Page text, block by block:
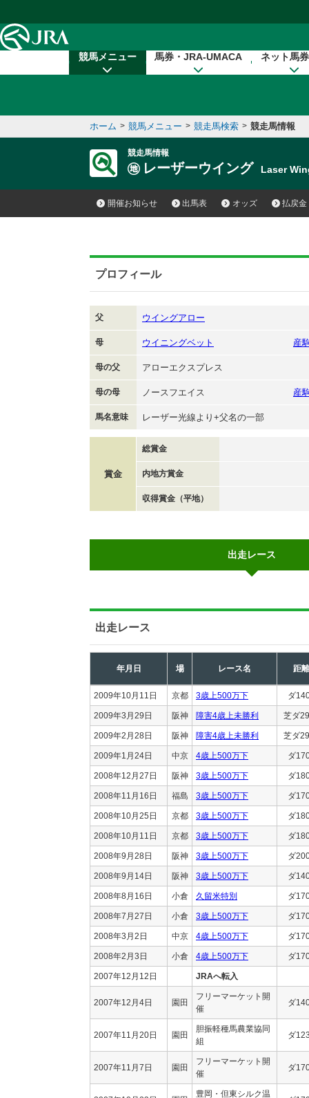
競馬メニュー 馬券・JRA-UMACA ネット馬
ホーム > 競馬メニュー > 競走馬検索 > 競走馬情報
競走馬情報
レーザーウイング Laser
開催お知らせ 出馬表 オッズ 払戻金
プロフィール
父 ウイングアロー
母 ウイニングベット 産
母の父 アローエクスプレス
母の母 ノースフエイス 産
馬名意味 レーザー光線より+父名の一部
賞金
総賞金
内地方賞金
収得賞金（平地）
出走レース
出走レース
年月日 場 レース名 距離
2009年10月11日 京都 3歳上500万下 ダ
2009年3月29日 阪神 障害4歳上未勝利 芝ダ
2009年2月28日 阪神 障害4歳上未勝利 芝ダ
2009年1月24日 中京 4歳上500万下 ダ
2008年12月27日 阪神 3歳上500万下 ダ
2008年11月16日 福島 3歳上500万下 ダ
2008年10月25日 京都 3歳上500万下 ダ
2008年10月11日 京都 3歳上500万下 ダ
2008年9月28日 阪神 3歳上500万下 ダ
2008年9月14日 阪神 3歳上500万下 ダ
2008年8月16日 小倉 久留米特別 ダ
2008年7月27日 小倉 3歳上500万下 ダ
2008年3月2日 中京 4歳上500万下 ダ
2008年2月3日 小倉 4歳上500万下 ダ
2007年12月12日 JRAへ転入
2007年12月4日 園田
フリーマーケット開
催
ダ
2007年11月20日 園田
胆振軽種馬農業協同
組
ダ
2007年11月7日 園田
フリーマーケット開
催
ダ
豊岡・但東シルク温